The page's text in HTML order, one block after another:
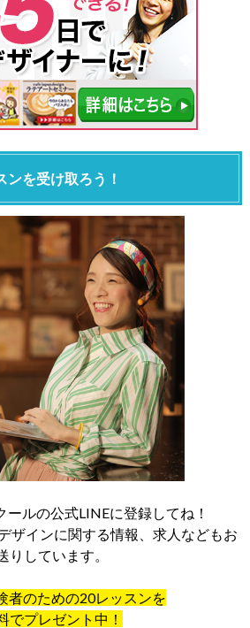
ンを受け取ろう！
ールの公式LINEに登録してね！
ザインに関する情報、求人などもお
りしています。
者のための20レッスンを
でプレゼント中！